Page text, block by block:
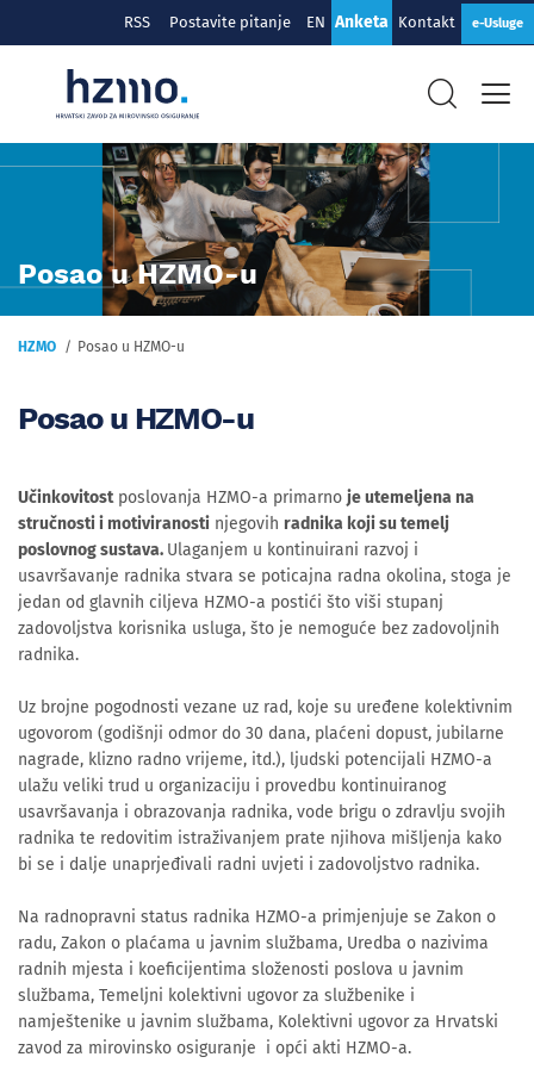
RSS Postavite pitanje EN Anketa Kontakt e-Usluge
Posao u HZMO-u
HZMO Posao u HZMO-u
Posao u HZMO-u
Učinkovitostposlovanja HZMO-a primarno je utemeljena na
stručnosti i motiviranosti njegovih radnika koji su temelj
poslovnog sustava. Ulaganjem u kontinuirani razvoj i
usavršavanje radnika stvara se poticajna radna okolina, stoga je
jedan od glavnih ciljeva HZMO-a postići što viši stupanj
zadovoljstva korisnika usluga, što je nemoguće bez zadovoljnih
radnika.
Uz brojne pogodnosti vezane uz rad, koje su uređene kolektivnim
ugovorom (godišnji odmor do 30 dana, plaćeni dopust, jubilarne
nagrade, klizno radno vrijeme, itd.), ljudski potencijali HZMO-a
ulažu veliki trud u organizaciju i provedbu kontinuiranog
usavršavanja i obrazovanja radnika, vode brigu o zdravlju svojih
radnika te redovitim istraživanjem prate njihova mišljenja kako
bi se i dalje unaprjeđivali radni uvjeti i zadovoljstvo radnika.
Na radnopravni status radnika HZMO-a primjenjuje se Zakon o
radu, Zakon o plaćama u javnim službama, Uredba o nazivima
radnih mjesta i koeficijentima složenosti poslova u javnim
službama, Temeljni kolektivni ugovor za službenike i
namještenike u javnim službama, Kolektivni ugovor za Hrvatski
zavod za mirovinsko osiguranje i opći akti HZMO-a.